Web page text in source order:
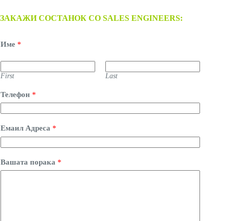
ЗАКАЖИ СОСТАНОК СО SALES ENGINEERS:
Име *
First Last
Телефон *
Емаил Адреса *
Вашата порака *